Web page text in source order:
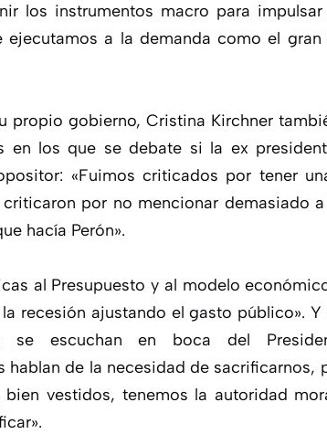
los instrumentos macro para
ejecutamos a la demanda como el
propio gobierno, Cristina Kirchner
en los que se debate si la ex
«Fuimos criticados por tener
por no mencionar demasiado
hacía Perón».
al Presupuesto y al modelo
recesión ajustando el gasto público».
se escuchan en boca del
hablan de la necesidad de sacrificarnos,
vestidos, tenemos la autoridad